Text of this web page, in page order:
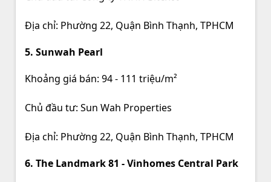
Địa chỉ: Phường 22, Quận Bình Thạnh, TPHCM
5. Sunwah Pearl
Khoảng giá bán: 94 - 111 triệu/m²
Chủ đầu tư: Sun Wah Properties
Địa chỉ: Phường 22, Quận Bình Thạnh, TPHCM
6. The Landmark 81 - Vinhomes Central Park